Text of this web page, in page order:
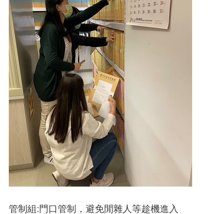
管制組:門口管制，避免閒雜人等趁機進入